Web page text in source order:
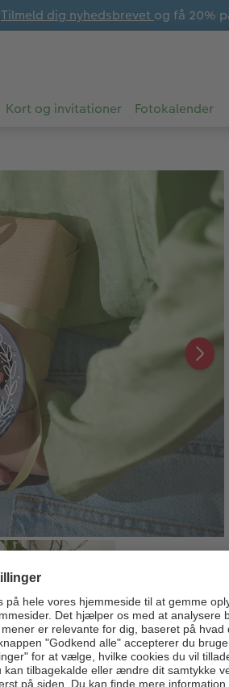
Tilmeld dig nyhedsbrevet og få 20%
Kort og invitationer Fotokalender